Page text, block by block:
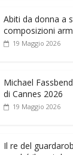
Abiti da donna a
composizioni
19 Maggio 2026
Michael
di Cannes 2026
19 Maggio 2026
Il re del